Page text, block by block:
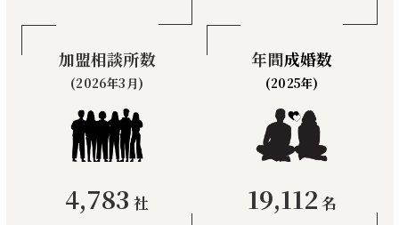
加盟相談所数
(2026年3月)
4,783 社
年間成婚数
(2025年)
19,112 名